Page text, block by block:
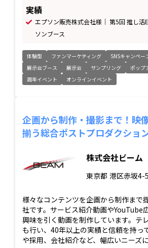
実績
エプソン販売株式会社様｜ 第5回 推し活
ソンブース
体験型 ファンマーケティング SNSキャンペー
展示会ブース
展示会 サンプリング
ポップ
周年イベント
オンラインイベント
企画から制作・撮影まで！映
揃う総合ポストプロダクショ
株式会社ビーム
東京都 港区赤坂4-
様々なコンテンツを企画から制作まで
社です。サービス紹介動画やYouTube
興味を引く動画を制作しています。テ
も行い、40年以上の実績と信頼を持っ
や採用、会社紹介など、幅広いニーズ